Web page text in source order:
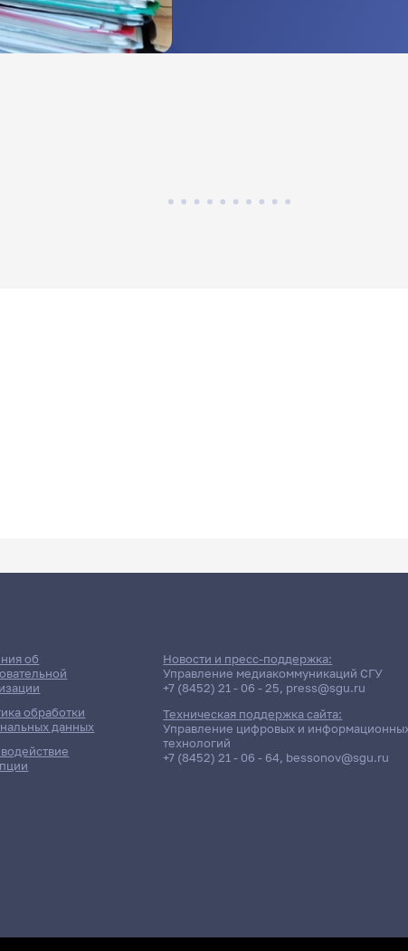
об
обработки
данных
Новости и пресс-поддержка:
Управление медиакоммуникаций СГУ
+7 (8452) 21 - 06 - 25, press@sgu.ru
Техническая поддержка сайта:
Управление цифровых и
технологий
+7 (8452) 21 - 06 - 64, bessonov@sgu.ru